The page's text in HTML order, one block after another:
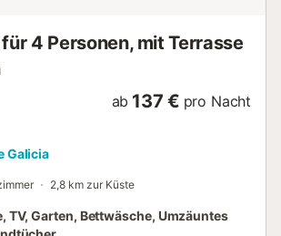
4 Personen, mit Terrasse
ab 137 € pro Nacht
Galicia
2,8 km zur Küste
TV, Garten, Bettwäsche, Umzäuntes